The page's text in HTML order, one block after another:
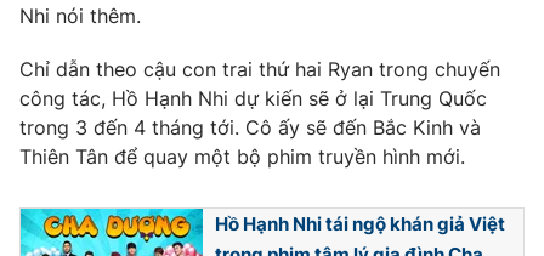
VTV4 Vươn mình bằng AI
VTV8
Liên hệ tòa soạn English
Nhi nói thêm.
Chỉ dẫn theo cậu con trai thứ hai Ryan trong chuyến
công tác, Hồ Hạnh Nhi dự kiến ​​sẽ ở lại Trung Quốc
trong 3 đến 4 tháng tới. Cô ấy sẽ đến Bắc Kinh và
Thiên Tân để quay một bộ phim truyền hình mới.
Hồ Hạnh Nhi tái ngộ khán giả Việt